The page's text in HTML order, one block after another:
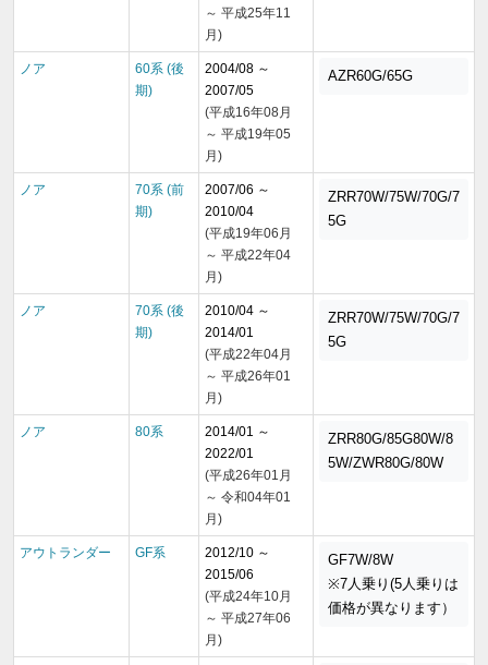
～ 平成25年11
月)
ノア
60系 (後
期)
2004/08 ～
2007/05
(平成16年08月
～ 平成19年05
月)
AZR60G/65G
ノア
70系 (前
期)
2007/06 ～
2010/04
(平成19年06月
～ 平成22年04
月)
ZRR70W/75W/70G/7
5G
ノア
70系 (後
期)
2010/04 ～
2014/01
(平成22年04月
～ 平成26年01
月)
ZRR70W/75W/70G/7
5G
ノア 80系
2014/01 ～
2022/01
(平成26年01月
～ 令和04年01
月)
ZRR80G/85G80W/8
5W/ZWR80G/80W
アウトランダー GF系
2012/10 ～
2015/06
(平成24年10月
～ 平成27年06
月)
GF7W/8W
※7人乗り(5人乗りは
価格が異なります）